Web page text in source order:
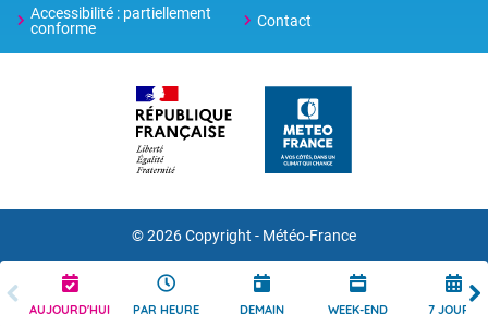
AUJOURD'HUI PAR HEURE DEMAIN WEEK-END 7 JOURS
Accessibilité : partiellement
conforme
Contact
© 2026 Copyright - Météo-France